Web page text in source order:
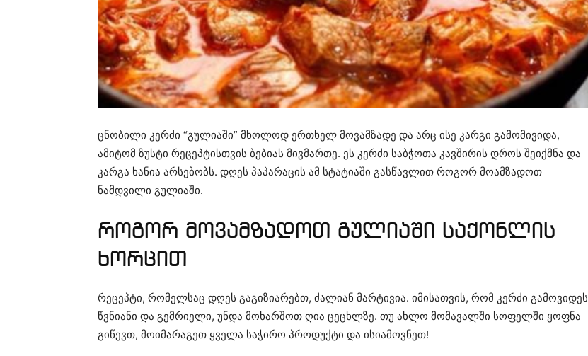
ცნობილი კერძი “გულიაში” მხოლოდ ერთხელ მოვამზადე და არც ისე კარგი გამომივიდა,
ამიტომ ზუსტი რეცეპტისთვის ბებიას მივმართე. ეს კერძი საბჭოთა კავშირის დროს შეიქმნა და
კარგა ხანია არსებობს. დღეს პაპარაცის ამ სტატიაში გასწავლით როგორ მოამზადოთ
ნამდვილი გულიაში.
როგორ მოვამზადოთ გულიაში საქონლის
ხორცით
რეცეპტი, რომელსაც დღეს გაგიზიარებთ, ძალიან მარტივია. იმისათვის, რომ კერძი გამოვიდეს
წვნიანი და გემრიელი, უნდა მოხარშოთ ღია ცეცხლზე. თუ ახლო მომავალში სოფელში ყოფნა
გიწევთ, მოიმარაგეთ ყველა საჭირო პროდუქტი და ისიამოვნეთ!